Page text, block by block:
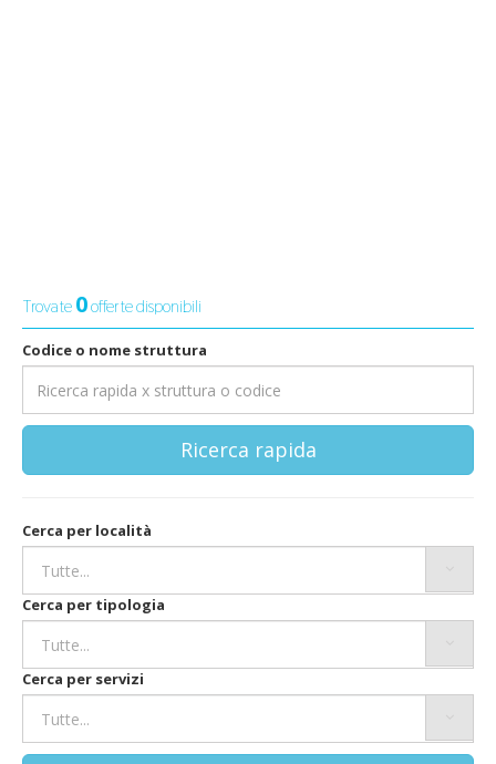
Trovate0offerte disponibili
Codice o nome struttura
Ricerca rapida
Cerca per località
Cerca per tipologia
Cerca per servizi